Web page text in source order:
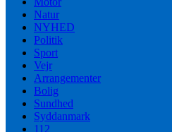
Natur
NYHED
Politik
Sport
Vejr
Arrangementer
Bolig
Sundhed
Syddanmark
112